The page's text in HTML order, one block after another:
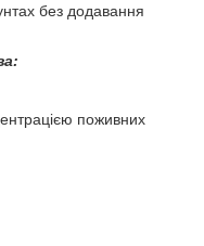
без додавання
поживних